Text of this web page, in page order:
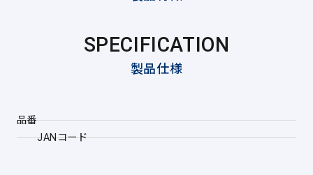
SPECIFICATION
製品仕様
品番
JANコード